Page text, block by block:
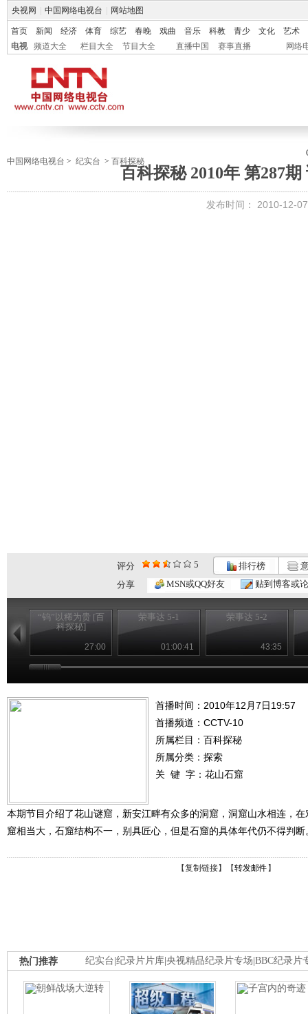
央视网 中国网络电视台 网站地图
首页 新闻 经济 体育 综艺 春晚 戏曲 音乐 科教 青少 文化
艺术
电视
频道大全 栏目大全 节目大全 直播中国 赛事直播 网络
中国网络电视台 > 纪实台 > 百科探秘
百科探秘 2010年 第287
发布时间： 2010-12-
评分 5 排行榜
分享
MSN或QQ好友 贴到博客或
“钨”以稀为贵 [百
科探秘]
27:00
荣事达 5-1
01:00:41
荣事达 5-2
43:35
首播时间：2010年12月7日19:57
首播频道： CCTV-10
所属栏目： 百科探秘
所属分类：探索
关 键 字： 花山石窟
本期节目介绍了花山谜窟，新安江畔有众多的洞窟，洞窟山水相连，
窟相当大，石窟结构不一，别具匠心，但是石窟的具体年代仍不得判断
【复制链接】【转发邮件 】
纪实台 纪录片片库 央视精品纪录片专场 BBC纪录片
热门推荐